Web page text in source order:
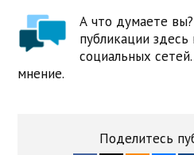
А что думаете
публикации
социальных
мнение.
Поделитесь